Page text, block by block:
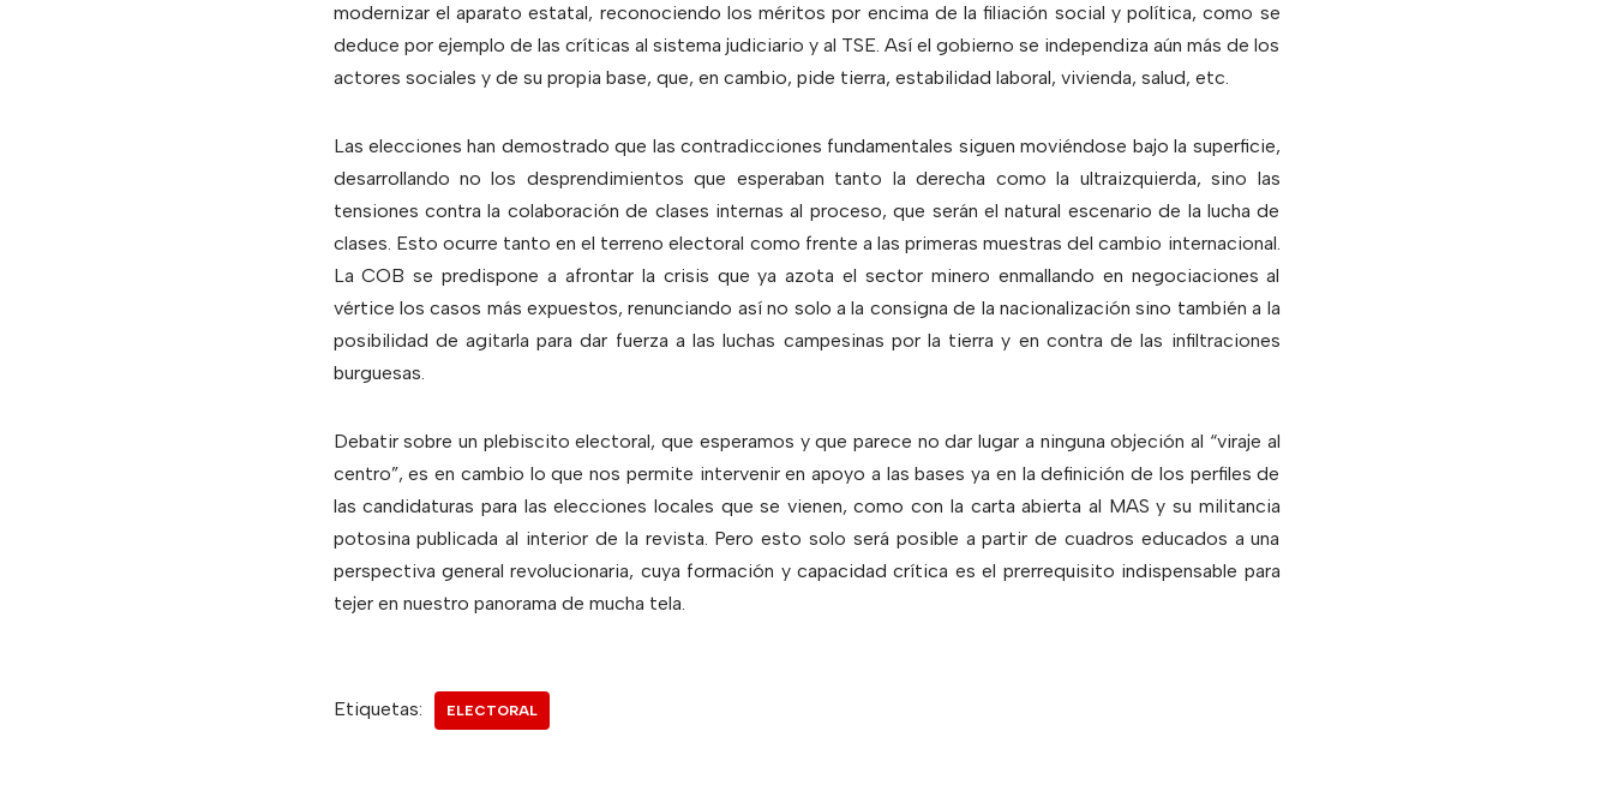
modernizar el aparato estatal, reconociendo los méritos por encima de la filiación social y política, como se
deduce por ejemplo de las críticas al sistema judiciario y al TSE. Así el gobierno se independiza aún más de los
actores sociales y de su propia base, que, en cambio, pide tierra, estabilidad laboral, vivienda, salud, etc.
Las elecciones han demostrado que las contradicciones fundamentales siguen moviéndose bajo la superficie,
desarrollando no los desprendimientos que esperaban tanto la derecha como la ultraizquierda, sino las
tensiones contra la colaboración de clases internas al proceso, que serán el natural escenario de la lucha de
clases. Esto ocurre tanto en el terreno electoral como frente a las primeras muestras del cambio internacional.
La COB se predispone a afrontar la crisis que ya azota el sector minero enmallando en negociaciones al
vértice los casos más expuestos, renunciando así no solo a la consigna de la nacionalización sino también a la
posibilidad de agitarla para dar fuerza a las luchas campesinas por la tierra y en contra de las infiltraciones
burguesas.
Debatir sobre un plebiscito electoral, que esperamos y que parece no dar lugar a ninguna objeción al “viraje al
centro”, es en cambio lo que nos permite intervenir en apoyo a las bases ya en la definición de los perfiles de
las candidaturas para las elecciones locales que se vienen, como con la carta abierta al MAS y su militancia
potosina publicada al interior de la revista. Pero esto solo será posible a partir de cuadros educados a una
perspectiva general revolucionaria, cuya formación y capacidad crítica es el prerrequisito indispensable para
tejer en nuestro panorama de mucha tela.
Etiquetas: ELECTORAL